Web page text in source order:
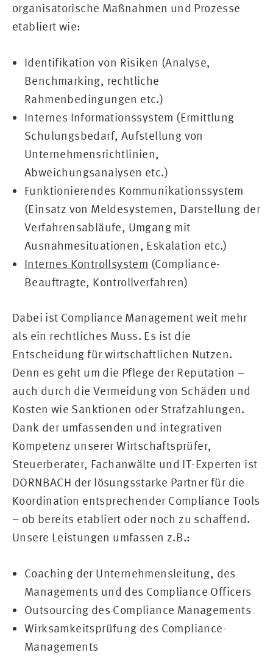
organisatorische Maßnahmen und Prozesse
etabliert wie:
Identifikation von Risiken (Analyse,
Benchmarking, rechtliche
Rahmenbedingungen etc.)
Internes Informationssystem (Ermittlung
Schulungsbedarf, Aufstellung von
Unternehmensrichtlinien,
Abweichungsanalysen etc.)
Funktionierendes Kommunikationssystem
(Einsatz von Meldesystemen, Darstellung der
Verfahrensabläufe, Umgang mit
Ausnahmesituationen, Eskalation etc.)
Internes Kontrollsystem (Compliance-
Beauftragte, Kontrollverfahren)
Dabei ist Compliance Management weit mehr
als ein rechtliches Muss. Es ist die
Entscheidung für wirtschaftlichen Nutzen.
Denn es geht um die Pflege der Reputation –
auch durch die Vermeidung von Schäden und
Kosten wie Sanktionen oder Strafzahlungen.
Dank der umfassenden und integrativen
Kompetenz unserer Wirtschaftsprüfer,
Steuerberater, Fachanwälte und IT-Experten ist
DORNBACH der lösungsstarke Partner für die
Koordination entsprechender Compliance Tools
– ob bereits etabliert oder noch zu schaffend.
Unsere Leistungen umfassen z.B.:
Coaching der Unternehmensleitung, des
Managements und des Compliance Officers
Outsourcing des Compliance Managements
Wirksamkeitsprüfung des Compliance-
Managements